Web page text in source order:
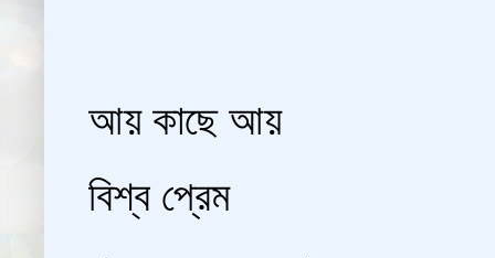
আয় কাছে আয়
বিশ্ব প্রেম